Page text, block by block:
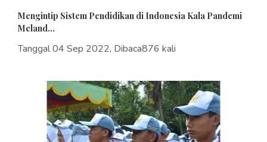
Mengintip Sistem Pendidikan di Indonesia Kala Pandemi
Meland...
Tanggal 04 Sep 2022, Dibaca876 kali